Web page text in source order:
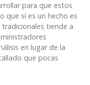
para que estos
que sí es un hecho es
tiende a
en lugar de la
que pocas